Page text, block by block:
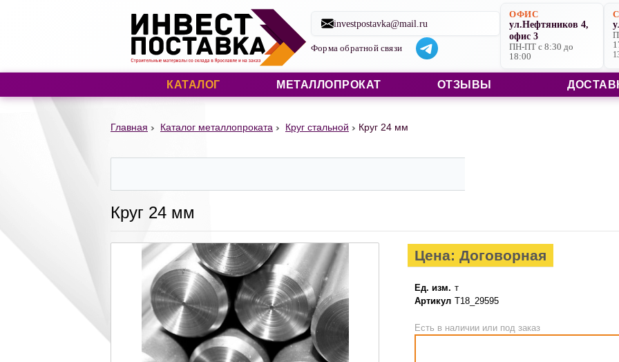
Строительные материалы со склада в Ярославле и на заказ
investpostavka@mail.ru
Форма обратной связи
ОФИС
ул.Нефтяников 4,
офис 3
ПН-ПТ с 8:30 до
18:00
КАТАЛОГ МЕТАЛЛОПРОКАТ ОТЗЫВЫ
Главная Каталог металлопроката Круг стальной Круг 24 мм
Круг 24 мм
Цена: Договорная
Ед. изм. т
Артикул Т18_29595
Есть в наличии или под заказ